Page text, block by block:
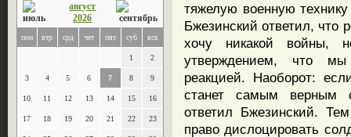
август
2026
пон втр срд чет пят суб вск
1 2
3 4 5 6 7 8 9
10 11 12 13 14 15 16
17 18 19 20 21 22 23
тяжелую военную
Бжезинский ответил, что
хочу никакой войны,
утверждением, что мы
реакцией. Наоборот:
станет самым верным
ответил Бжезинский.
право дислоцировать